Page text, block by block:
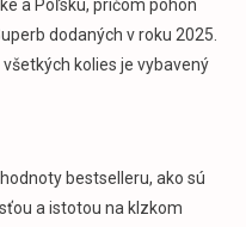
a Poľsku, pričom pohon
dodaných v roku 2025.
kolies je vybavený
bestselleru, ako sú
a istotou na klzkom